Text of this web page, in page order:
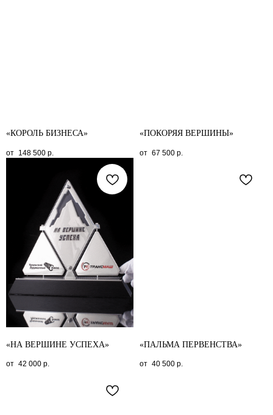
«КОРОЛЬ БИЗНЕСА»
148 500 р.
«ПОКОРЯЯ ВЕРШИНЫ»
67 500 р.
«НА ВЕРШИНЕ УСПЕХА»
42 000 р.
«ПАЛЬМА ПЕРВЕНСТВА»
40 500 р.